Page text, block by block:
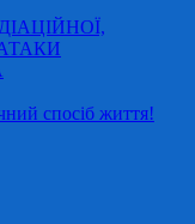
АТАКИ
спосіб життя!